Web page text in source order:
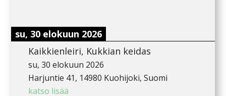
su, 30 elokuun 2026
Kaikkienleiri, Kukkian keidas
su, 30 elokuun 2026
Harjuntie 41, 14980 Kuohijoki, Suomi
katso lisää